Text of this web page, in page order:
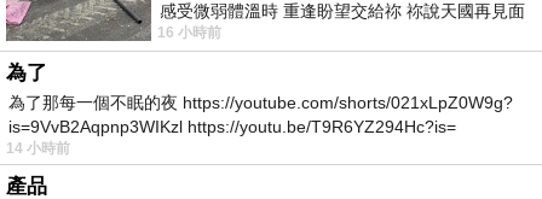
121209 GAT WAY HOTEL 旁之豪華宅第.
感受微弱體溫時 重逢盼望交給祢 祢說天國再見面
此刻忍淚說別離 他日靈魂再
16 小時前
為了
為了那每一個不眠的夜 https://youtube.com/shorts/021xLpZ0W9g?
is=9VvB2Aqpnp3WIKzl https://youtu.be/T9R6YZ294Hc?is=
14 小時前
產品